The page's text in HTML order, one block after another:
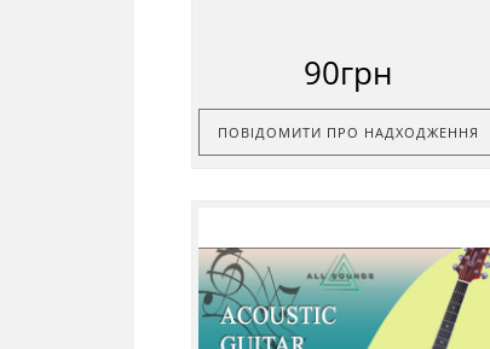
90грн
ПОВІДОМИТИ ПРО НАДХОДЖЕННЯ